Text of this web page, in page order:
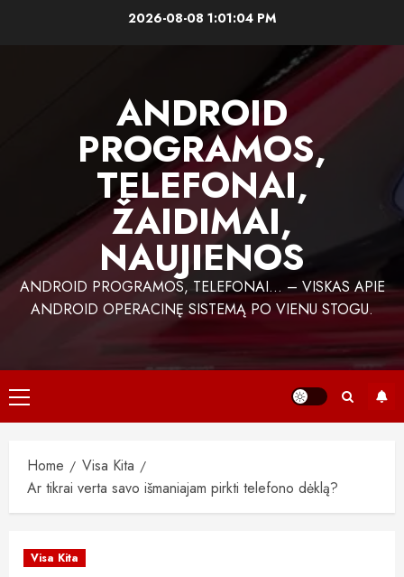
2026-08-08 1:01:05 PM
ANDROID
PROGRAMOS,
TELEFONAI,
ŽAIDIMAI,
NAUJIENOS
ANDROID PROGRAMOS, TELEFONAI… – VISKAS APIE
ANDROID OPERACINĘ SISTEMĄ PO VIENU STOGU.
Primary
Menu
Home
Visa Kita
Ar tikrai verta savo išmaniajam pirkti telefono dėklą?
Visa Kita